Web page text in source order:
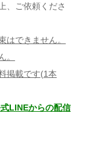
、ご依頼くださ
はできません。
。
掲載です(1本
LINEからの配信